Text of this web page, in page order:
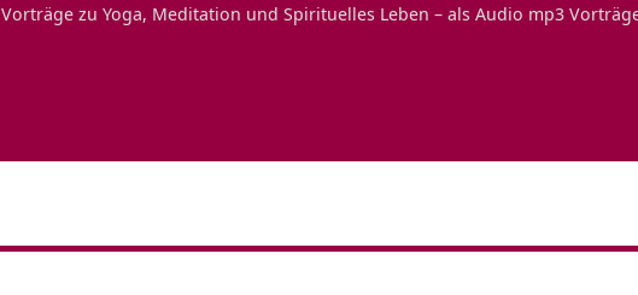
Vorträge zu Yoga, Meditation und Spirituelles Leben – als Audio mp3